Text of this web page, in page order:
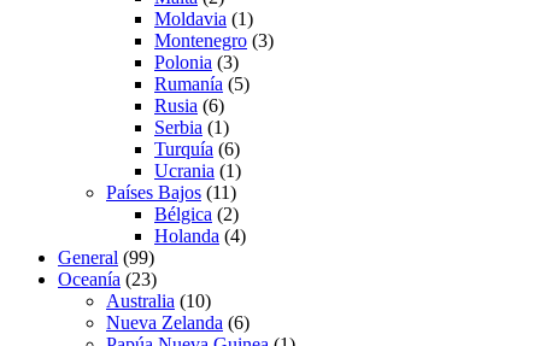
Moldavia (1)
Montenegro (3)
Polonia (3)
Rumanía (5)
Rusia (6)
Serbia (1)
Turquía (6)
Ucrania (1)
Países Bajos (11)
Bélgica (2)
Holanda (4)
General (99)
Oceanía (23)
Australia (10)
Nueva Zelanda (6)